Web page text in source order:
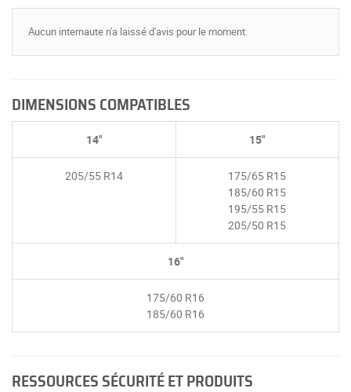
Aucun internaute n'a laissé d'avis pour le moment.
DIMENSIONS COMPATIBLES
14"
205/55 R14
15"
175/65 R15
185/60 R15
195/55 R15
205/50 R15
16"
175/60 R16
185/60 R16
RESSOURCES SÉCURITÉ ET PRODUITS